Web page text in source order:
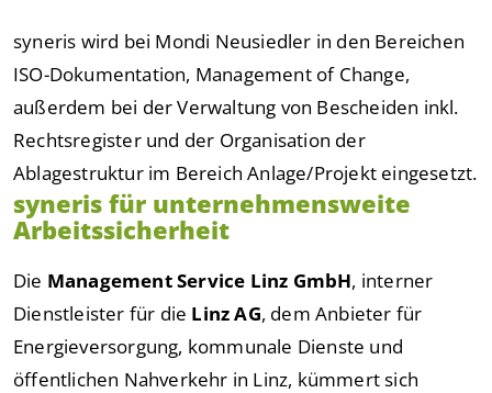
syneris wird bei Mondi Neusiedler in den Bereichen
ISO-Dokumentation, Management of Change,
außerdem bei der Verwaltung von Bescheiden inkl.
Rechtsregister und der Organisation der
Ablagestruktur im Bereich Anlage/Projekt eingesetzt.
syneris für unternehmensweite
Arbeitssicherheit
Die Management Service Linz GmbH, interner
Dienstleister für die Linz AG, dem Anbieter für
Energieversorgung, kommunale Dienste und
öffentlichen Nahverkehr in Linz, kümmert sich